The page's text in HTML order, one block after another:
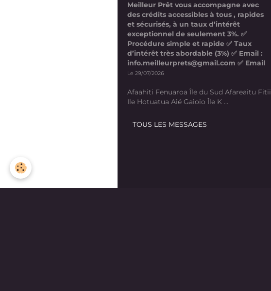
Meilleur Prêt vous accompagne avec
des crédits accessibles à tous , rapides
et sécurisés, à un taux d’intérêt
exceptionnel de seulement 3%. ✅
Procédure simple et rapide ✅ Taux
d’intérêt très abordable (3%) ✅ Email :
info.meilleurprets@gmail.com ✅ Email
Le 29/07/2026
Afaahiti Fenuaroa Île du Sud Afareaitu Fitii
Ile Hotuatua Aié Gaioio Île K ...
TOUS LES MESSAGES